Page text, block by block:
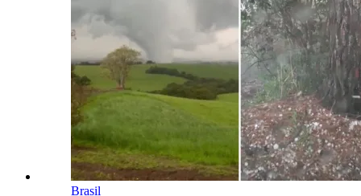
Brasil